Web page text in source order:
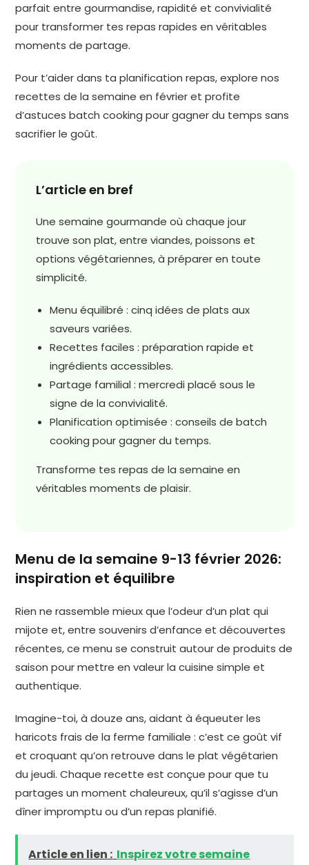
parfait entre gourmandise, rapidité et convivialité
pour transformer tes repas rapides en véritables
moments de partage.
Pour t’aider dans ta planification repas, explore nos
recettes de la semaine en février et profite
d’astuces batch cooking pour gagner du temps sans
sacrifier le goût.
L’article en bref
Une semaine gourmande où chaque jour
trouve son plat, entre viandes, poissons et
options végétariennes, à préparer en toute
simplicité.
Menu équilibré : cinq idées de plats aux
saveurs variées.
Recettes faciles : préparation rapide et
ingrédients accessibles.
Partage familial : mercredi placé sous le
signe de la convivialité.
Planification optimisée : conseils de batch
cooking pour gagner du temps.
Transforme tes repas de la semaine en
véritables moments de plaisir.
Menu de la semaine 9-13 février 2026:
inspiration et équilibre
Rien ne rassemble mieux que l’odeur d’un plat qui
mijote et, entre souvenirs d’enfance et découvertes
récentes, ce menu se construit autour de produits de
saison pour mettre en valeur la cuisine simple et
authentique.
Imagine-toi, à douze ans, aidant à équeuter les
haricots frais de la ferme familiale : c’est ce goût vif
et croquant qu’on retrouve dans le plat végétarien
du jeudi. Chaque recette est conçue pour que tu
partages un moment chaleureux, qu’il s’agisse d’un
dîner impromptu ou d’un repas planifié.
Article en lien : Inspirez votre semaine